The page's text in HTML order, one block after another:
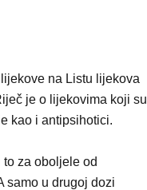
na Listu lijekova
je o lijekovima koji su
kao i antipsihotici.
to za oboljele od
samo u drugoj dozi